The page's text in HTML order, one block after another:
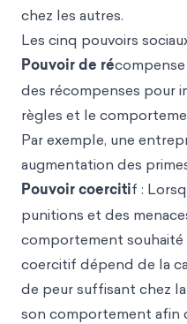
chez les autres.
Les cinq pouvoirs
Pouvoir de ré
des récompenses pour
règles et le
Par exemple, une
augmentation des
Pouvoir coercitif :
punitions et des
comportement souhaité
coercitif dépend de la
de peur suffisant chez
son comportement afin